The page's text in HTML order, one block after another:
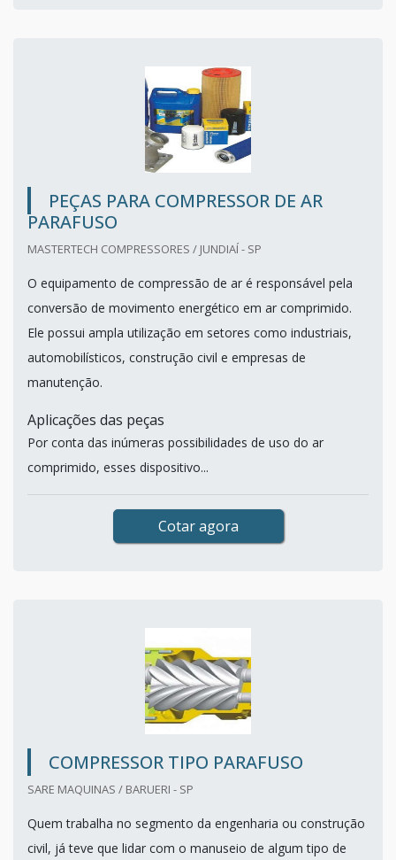
PEÇAS PARA COMPRESSOR DE AR
PARAFUSO
MASTERTECH COMPRESSORES / JUNDIAÍ - SP
O equipamento de compressão de ar é responsável pela
conversão de movimento energético em ar comprimido.
Ele possui ampla utilização em setores como industriais,
automobilísticos, construção civil e empresas de
manutenção.
Aplicações das peças
Por conta das inúmeras possibilidades de uso do ar
comprimido, esses dispositivo...
Cotar agora
COMPRESSOR TIPO PARAFUSO
SARE MAQUINAS / BARUERI - SP
Quem trabalha no segmento da engenharia ou construção
civil, já teve que lidar com o manuseio de algum tipo de